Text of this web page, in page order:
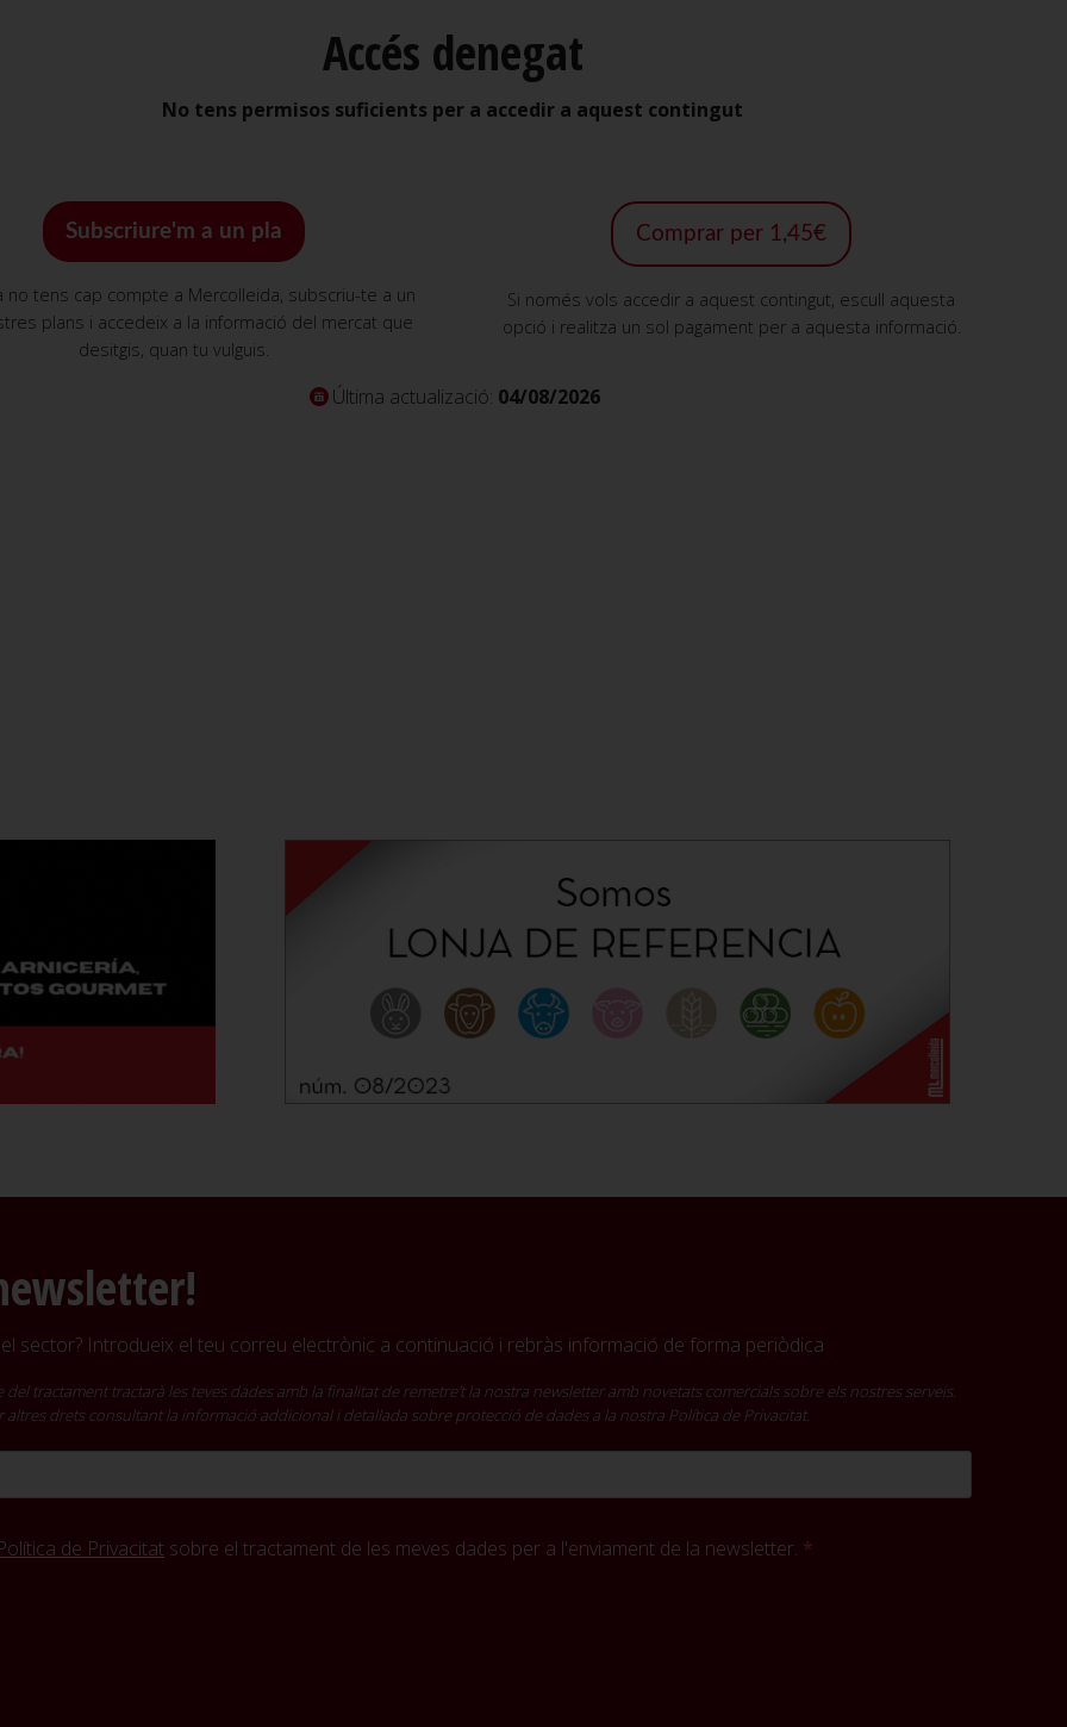
Accés denegat
No tens permisos suficients per a accedir a aquest contingut
Subscriure'm a un pla
no tens cap compte a Mercolleida, subscriu-te a un
plans i accedeix a la informació del mercat que
desitgis, quan tu vulguis.
Comprar per 1,45€
Si només vols accedir a aquest contingut, escull aquesta
opció i realitza un sol pagament per a aquesta informació.
Última actualizació: 04/08/2026
sector? Introdueix el teu correu electrònic a continuació i rebràs informació de forma periòdica
del tractament tractarà les teves dades amb la finalitat de remetre't la nostra newsletter amb novetats comercials sobre els nostres serveis.
altres drets consultant la informació addicional i detallada sobre protecció de dades a la nostra Política de Privacitat.
de Privacitat sobre el tractament de les meves dades per a l'enviament de la newsletter.